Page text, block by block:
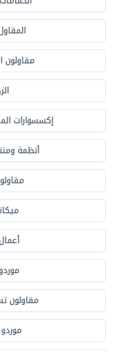
مقاولون
إكسسوارات
أنظمة
مقاولون